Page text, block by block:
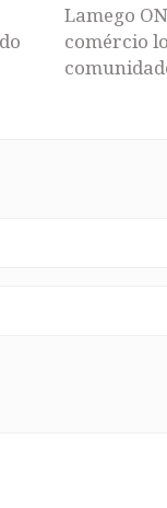
Lamego
comércio